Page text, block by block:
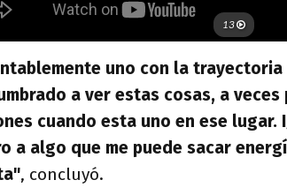
uno con la
a ver estas cosas, a
cuando esta uno en ese
a algo que me puede sacar
, concluyó.